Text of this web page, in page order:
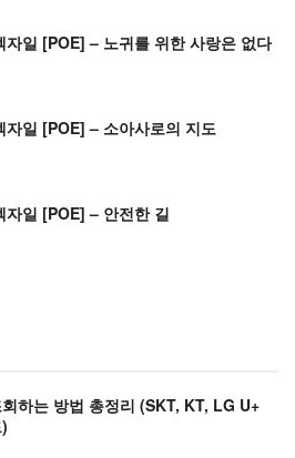
자일 [POE] – 노귀를 위한 사랑은 없다
자일 [POE] – 소아사로의 지도
자일 [POE] – 안전한 길
하는 방법 총정리 (SKT, KT, LG U+